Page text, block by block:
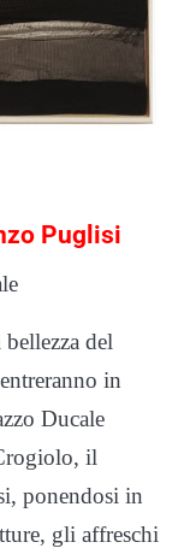
Puglisi
del
in
Ducale
il
ponendosi in
gli affreschi